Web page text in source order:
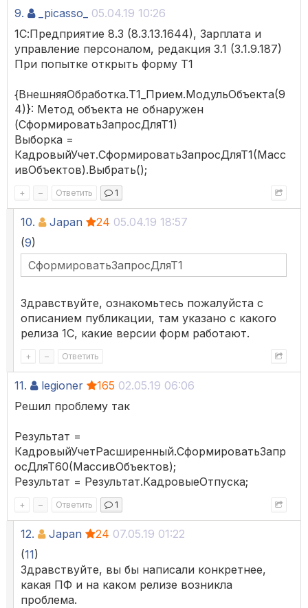
9. _picasso_
05.04.19 10:26
1С:Предприятие 8.3 (8.3.13.1644), Зарплата и
управление персоналом, редакция 3.1 (3.1.9.187)
При попытке открыть форму Т1
{ВнешняяОбработка.Т1_Прием.МодульОбъекта(9
4)}: Метод объекта не обнаружен
(СформироватьЗапросДляТ1)
Выборка =
КадровыйУчет.СформироватьЗапросДляТ1(Масс
ивОбъектов).Выбрать();
+ – Ответить 1
10. Japan 24 05.04.19 18:57
(9)
СформироватьЗапросДляТ1
Здравствуйте, ознакомьтесь пожалуйста с
описанием публикации, там указано с какого
релиза 1С, какие версии форм работают.
+ – Ответить
11. legioner 165 02.05.19 06:06
Решил проблему так
Результат =
КадровыйУчетРасширенный.СформироватьЗапр
осДляТ60(МассивОбъектов);
Результат = Результат.КадровыеОтпуска;
+ – Ответить 1
12. Japan 24 07.05.19 01:22
(11)
Здравствуйте, вы бы написали конкретнее,
какая ПФ и на каком релизе возникла
проблема.